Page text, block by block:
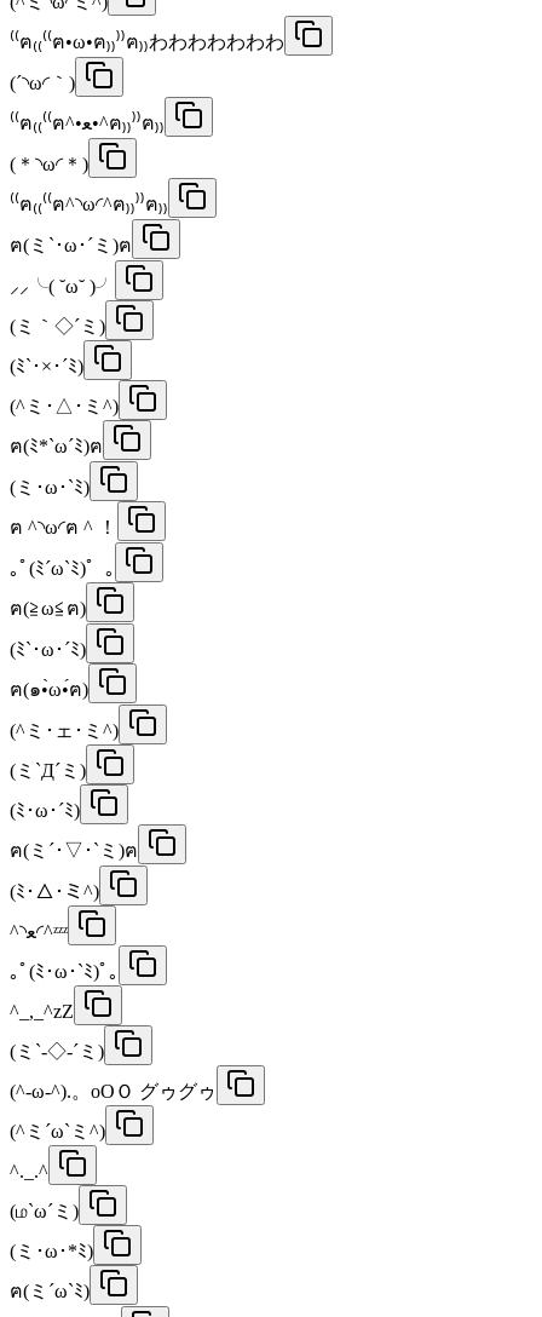
⁽⁽ฅ₍₍⁽⁽ฅ•ω•ฅ₎₎⁾⁾ฅ₎₎わわわわわわわ
(´◝ω◜｀)
⁽⁽ฅ₍₍⁽⁽ฅ^•ﻌ•^ฅ₎₎⁾⁾ฅ₎₎
(＊◝ω◜＊)
‎⁽⁽ฅ₍₍⁽⁽ฅ^◝ω◜^ฅ₎₎⁾⁾ฅ₎₎
ฅ(ミ`･ω･´ミ)ฅ
⸝⸝╰( ˘ω˘ )╯
(ミ｀◇´ミ)
(ﾐ`･×･´ﾐ)
(^ミ･△･ミ^)
ฅ(ﾐ*`ω´ﾐ)ฅ
(ミ･ω･`ﾐ)
ฅ ^◝ω◜ฅ ^ ！
｡ﾟ(ﾐ´ω`ﾐ)゜｡
ฅ(≧ω≦ฅ)
(ﾐ`･ω･´ﾐ)
ฅ(๑•̀ω•́ฅ)
(^ミ･ェ･ミ^)
(ミ`Д´ミ)
(ﾐ･ω･´ﾐ)
ฅ(ミ´･▽･`ミ)ฅ
(ﾐ･△･ミ^)
^◝ﻌ◜^ᶻᶻᶻ
｡ﾟ(ﾐ･ω･`ﾐ)ﾟ｡
^_,_^zZ
(ミ`-◇-´ミ)
(^-ω-^).。oOＯ グゥグゥ
(^ミ´ω`ミ^)
^._.^
(ம`ω´ミ)
(ミ･ω･*ﾐ)
ฅ(ミ´ω`ﾐ)